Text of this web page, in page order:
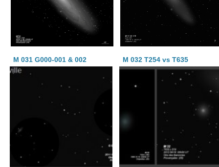
M 031 G000-001 & 002 M 032 T254 vs T635